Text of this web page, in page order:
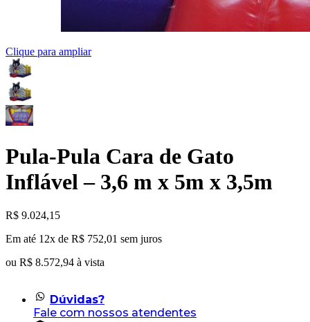
Clique para ampliar
Pula-Pula Cara de Gato
Inflável – 3,6 m x 5m x 3,5m
R$ 9.024,15
Em até 12x de R$ 752,01 sem juros
ou R$ 8.572,94 à vista
Dúvidas?
Fale com nossos atendentes